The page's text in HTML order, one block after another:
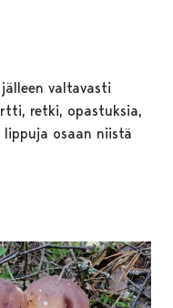
jälleen valtavasti
retki, opastuksia,
lippuja osaan niistä